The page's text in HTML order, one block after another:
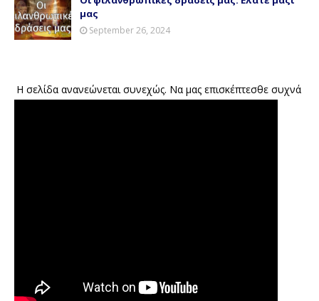
μας
September 26, 2024
Η σελίδα ανανεώνεται συνεχώς. Να μας επισκέπτεσθε συχνά